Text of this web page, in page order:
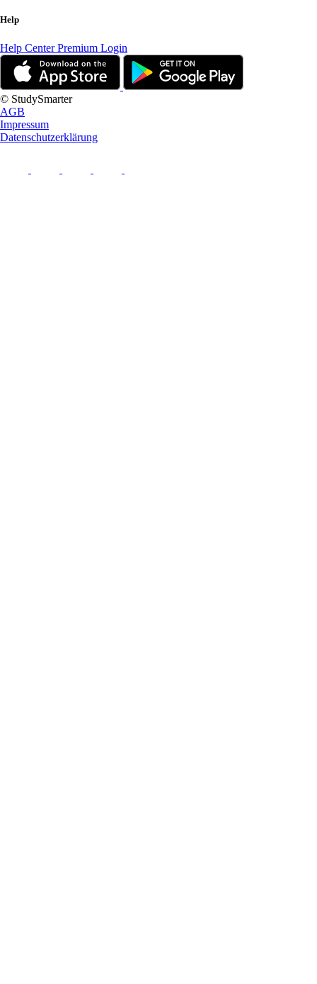
Help
Help CenterPremium Login
© StudySmarter
AGB
Impressum
Datenschutzerklärung